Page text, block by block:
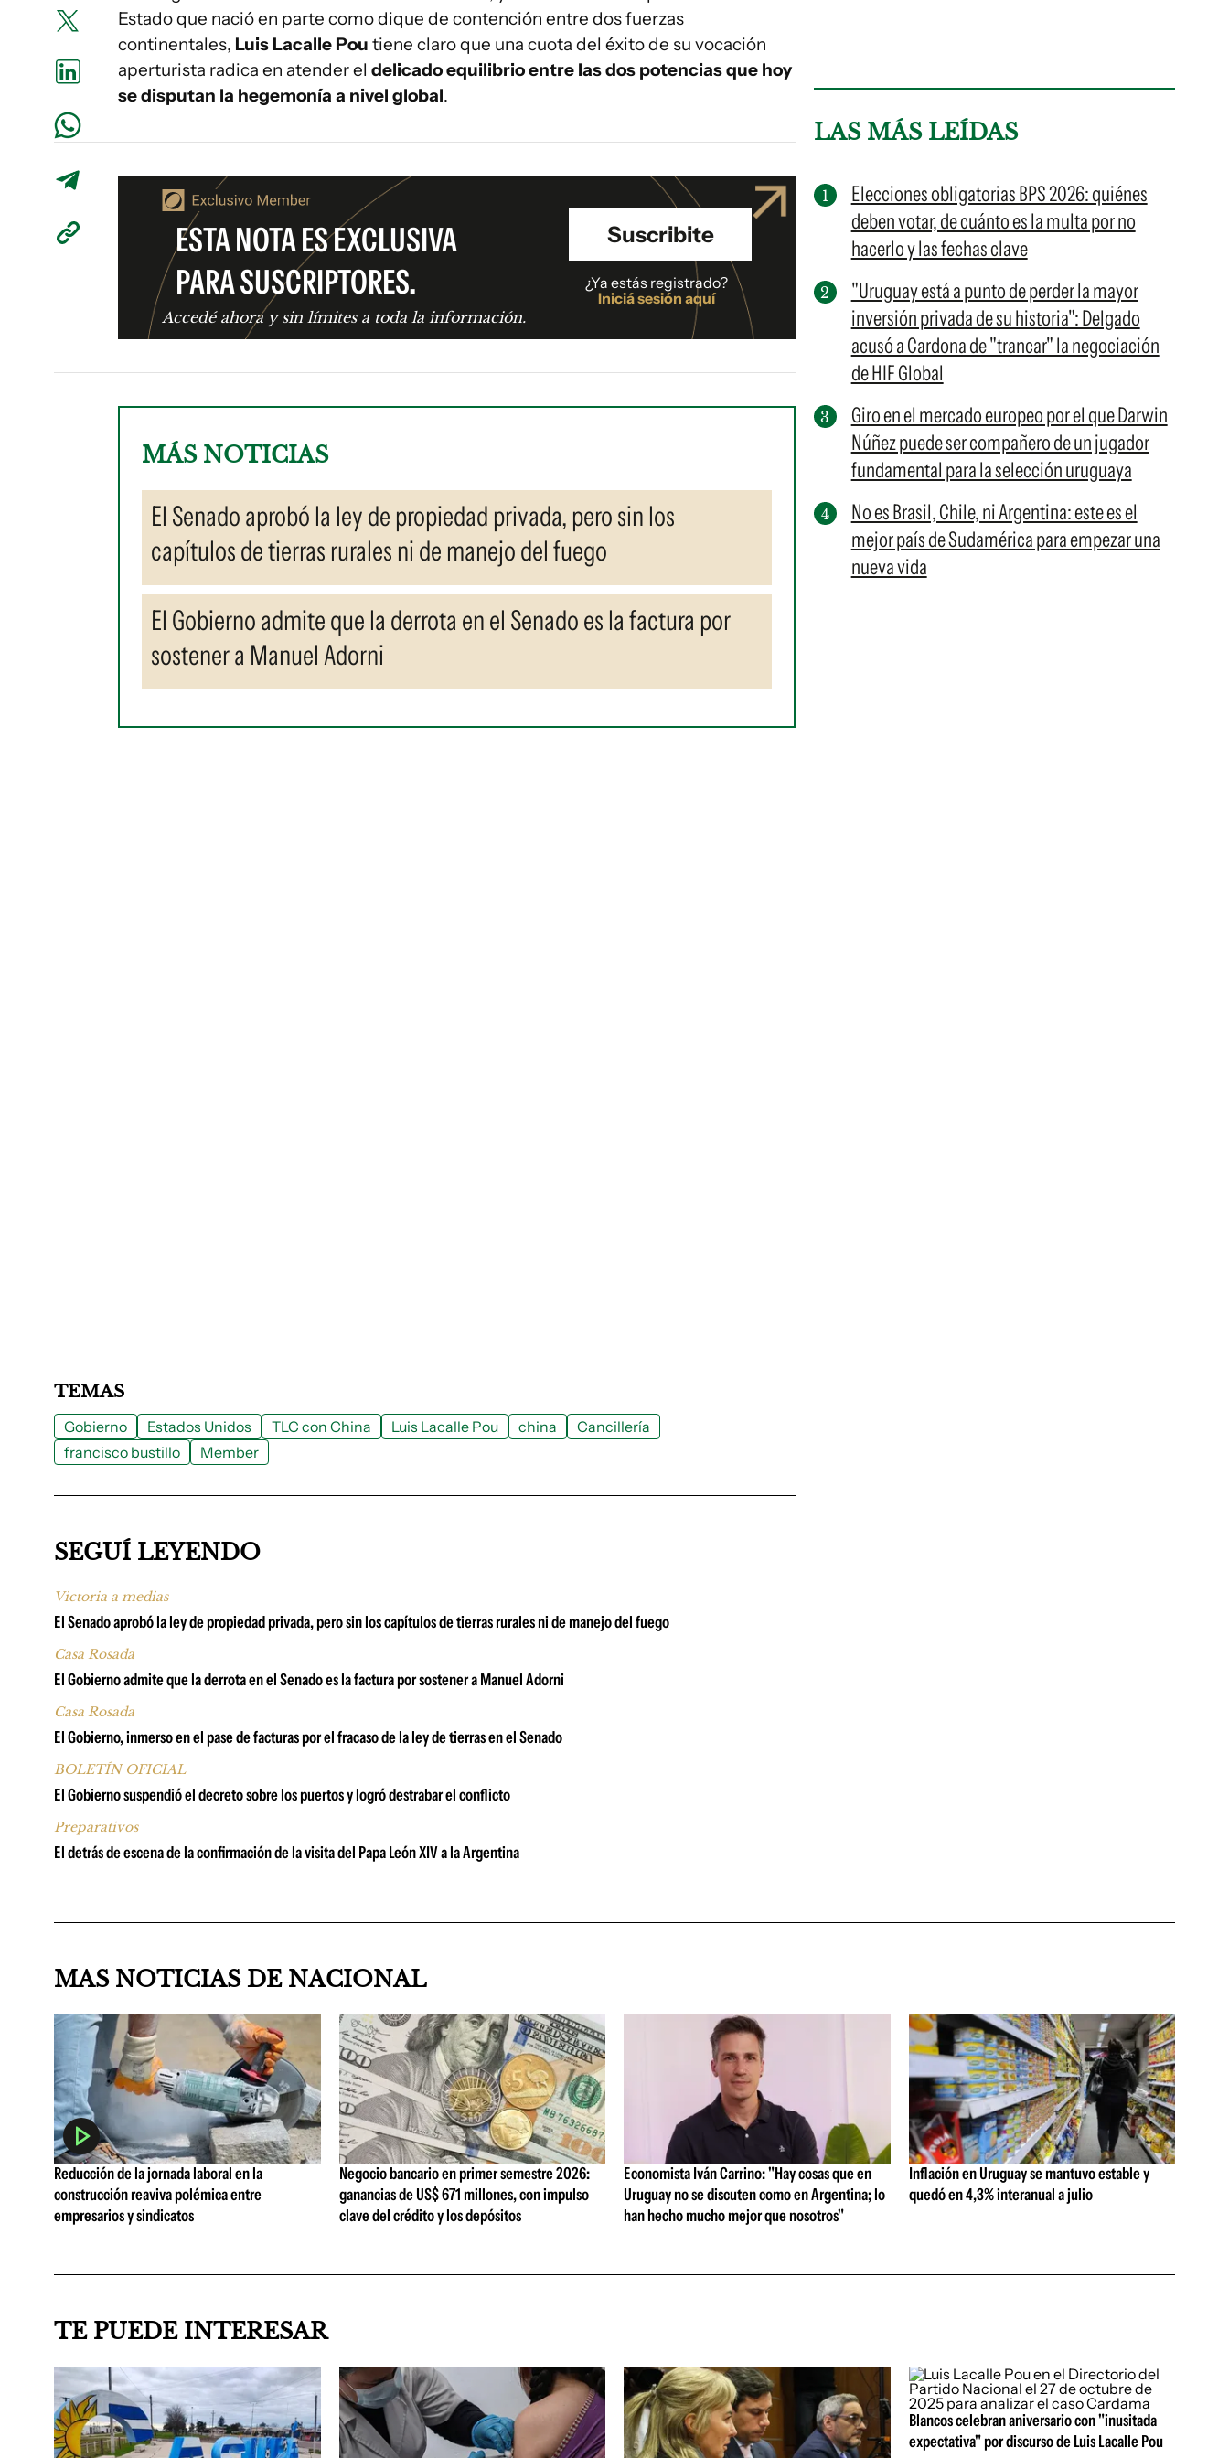
Estado que nació en parte como dique de contención entre dos fuerzas
continentales, Luis Lacalle Pou tiene claro que una cuota del éxito de su vocación
aperturista radica en atender el delicado equilibrio entre las dos potencias que hoy
se disputan la hegemonía a nivel global.
ESTA NOTA ES EXCLUSIVA
PARA SUSCRIPTORES.
Accedé ahora y sin límites a toda la información.
Suscribite
¿Ya estás registrado?
Iniciá sesión aquí
MÁS NOTICIAS
El Senado aprobó la ley de propiedad privada, pero sin los
capítulos de tierras rurales ni de manejo del fuego
El Gobierno admite que la derrota en el Senado es la factura por
sostener a Manuel Adorni
LAS MÁS LEÍDAS
Elecciones obligatorias BPS 2026: quiénes
deben votar, de cuánto es la multa por no
hacerlo y las fechas clave
"Uruguay está a punto de perder la mayor
inversión privada de su historia": Delgado
acusó a Cardona de "trancar" la negociación
de HIF Global
Giro en el mercado europeo por el que Darwin
Núñez puede ser compañero de un jugador
fundamental para la selección uruguaya
No es Brasil, Chile, ni Argentina: este es el
mejor país de Sudamérica para empezar una
nueva vida
TEMAS
Gobierno Estados Unidos TLC con China Luis Lacalle Pou china
Cancillería
francisco bustillo
Member
SEGUÍ LEYENDO
Victoria a medias
El Senado aprobó la ley de propiedad privada, pero sin los capítulos de tierras rurales ni de manejo del fuego
Casa Rosada
El Gobierno admite que la derrota en el Senado es la factura por sostener a Manuel Adorni
Casa Rosada
El Gobierno, inmerso en el pase de facturas por el fracaso de la ley de tierras en el Senado
BOLETÍN OFICIAL
El Gobierno suspendió el decreto sobre los puertos y logró destrabar el conflicto
Preparativos
El detrás de escena de la confirmación de la visita del Papa León XIV a la Argentina
MAS NOTICIAS DE NACIONAL
Reducción de la jornada laboral en la
construcción reaviva polémica entre
empresarios y sindicatos
Negocio bancario en primer semestre 2026:
ganancias de US$ 671 millones, con impulso
clave del crédito y los depósitos
Economista Iván Carrino: "Hay cosas que en
Uruguay no se discuten como en Argentina; lo
han hecho mucho mejor que nosotros"
Inflación en Uruguay se mantuvo estable y
quedó en 4,3% interanual a julio
TE PUEDE INTERESAR
Blancos celebran aniversario con "inusitada
expectativa" por discurso de Luis Lacalle Pou